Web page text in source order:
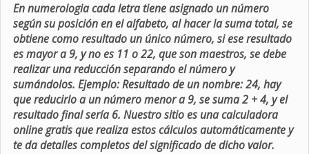
En numerologia cada letra tiene asignado un número
según su posición en el alfabeto, al hacer la suma total, se
obtiene como resultado un único número, si ese resultado
es mayor a 9, y no es 11 o 22, que son maestros, se debe
realizar una reducción separando el número y
sumándolos. Ejemplo: Resultado de un nombre: 24, hay
que reducirlo a un número menor a 9, se suma 2 + 4, y el
resultado final sería 6. Nuestro sitio es una calculadora
online gratis que realiza estos cálculos automáticamente y
te da detalles completos del significado de dicho valor.